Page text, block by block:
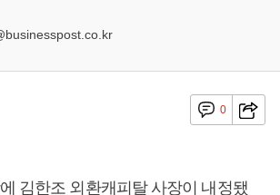
0
김한조 외환캐피탈 사장이 내정됐